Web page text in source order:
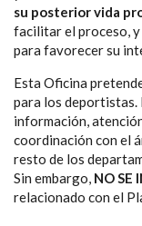
su posterior vida
facilitar el proceso, y
para favorecer su
Esta Oficina
para los deportistas.
información,
coordinación con el
resto de los
Sin embargo, NO SE
relacionado con el